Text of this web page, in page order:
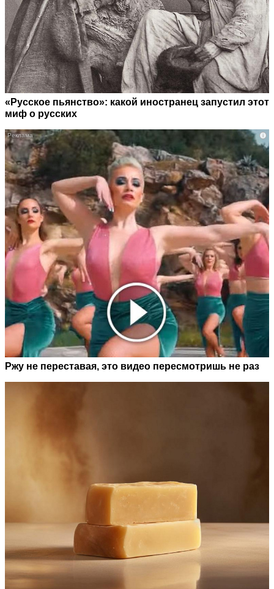
«Русское пьянство»: какой иностранец запустил этот
миф о русских
i
Ржу не переставая, это видео пересмотришь не раз